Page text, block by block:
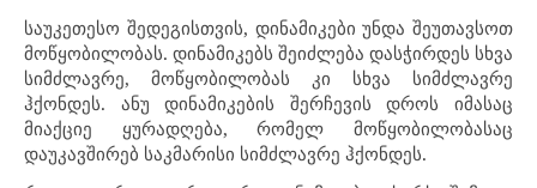
საუკეთესო შედეგისთვის, დინამიკები უნდა შეუთავსოთ
მოწყობილობას. დინამიკებს შეიძლება დასჭირდეს სხვა
სიმძლავრე, მოწყობილობას კი სხვა სიმძლავრე
ჰქონდეს. ანუ დინამიკების შერჩევის დროს იმასაც
მიაქციე ყურადღება, რომელ მოწყობილობასაც
დაუკავშირებ საკმარისი სიმძლავრე ჰქონდეს.